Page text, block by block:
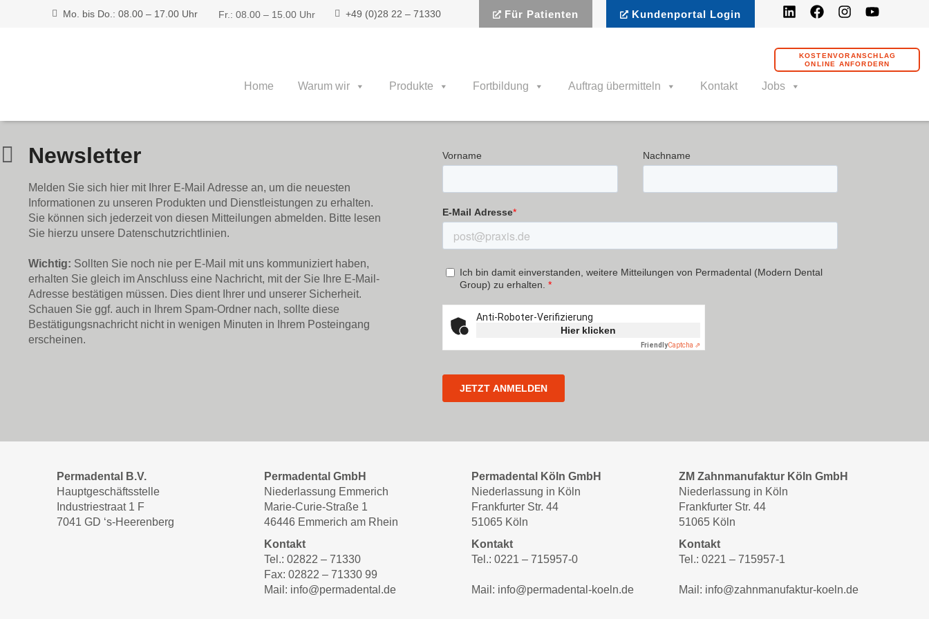
Mo. bis Do.: 08.00 – 17.00 Uhr Fr.: 08.00 – 15.00 Uhr +49 (0)28 22 – 71330 Für Patienten Kundenportal Login
Home Warum wir Produkte Fortbildung Auftrag übermitteln Kontakt Jobs
KOSTENVORANSCHLAG
ONLINE ANFORDERN
Newsletter
Melden Sie sich hier mit Ihrer E-Mail Adresse an, um die neuesten
Informationen zu unseren Produkten und Dienstleistungen zu erhalten.
Sie können sich jederzeit von diesen Mitteilungen abmelden. Bitte lesen
Sie hierzu unsere Datenschutzrichtlinien.
Wichtig: Sollten Sie noch nie per E-Mail mit uns kommuniziert haben,
erhalten Sie gleich im Anschluss eine Nachricht, mit der Sie Ihre E-Mail-
Adresse bestätigen müssen. Dies dient Ihrer und unserer Sicherheit.
Schauen Sie ggf. auch in Ihrem Spam-Ordner nach, sollte diese
Bestätigungsnachricht nicht in wenigen Minuten in Ihrem Posteingang
erscheinen.
Permadental B.V.
Hauptgeschäftsstelle
Industriestraat 1 F
7041 GD ‘s-Heerenberg
Permadental GmbH
Niederlassung Emmerich
Marie-Curie-Straße 1
46446 Emmerich am Rhein
Kontakt
Tel.: 02822 – 71330
Fax: 02822 – 71330 99
Mail: info@permadental.de
Permadental Köln GmbH
Niederlassung in Köln
Frankfurter Str. 44
51065 Köln
Kontakt
Tel.: 0221 – 715957-0
Mail: info@permadental-koeln.de
ZM Zahnmanufaktur Köln GmbH
Niederlassung in Köln
Frankfurter Str. 44
51065 Köln
Kontakt
Tel.: 0221 – 715957-1
Mail: info@zahnmanufaktur-koeln.de